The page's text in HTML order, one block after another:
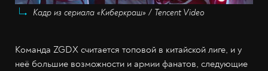
Кадр из сериала «Киберкраш» / Tencent Video
Команда ZGDX считается топовой в китайской лиге, и у
неё большие возможности и армии фанатов, следующие